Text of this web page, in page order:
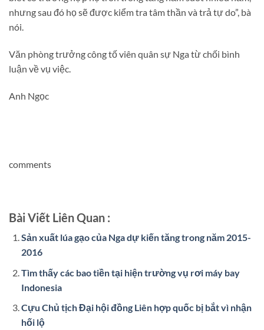
nhưng sau đó họ sẽ được kiểm tra tâm thần và trả tự do”, bà
nói.
Văn phòng trưởng công tố viên quân sự Nga từ chối bình
luận về vụ việc.
Anh Ngọc
comments
Bài Viết Liên Quan :
Sản xuất lúa gạo của Nga dự kiến tăng trong năm 2015-
2016
Tìm thấy các bao tiền tại hiện trường vụ rơi máy bay
Indonesia
Cựu Chủ tịch Đại hội đồng Liên hợp quốc bị bắt vì nhận
hối lộ